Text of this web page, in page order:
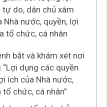
do, dân chủ xâm
Nhà nước, quyền, lợi
tổ chức, cá nhân
bắt và khám xét nơi
dụng các quyền
ích của Nhà nước,
chức, cá nhân”